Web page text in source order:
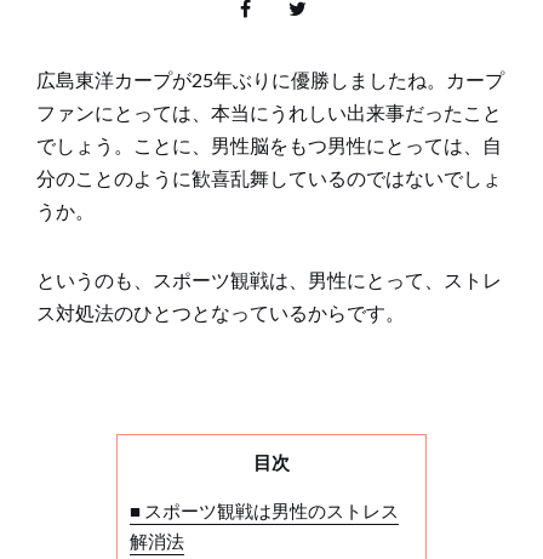
広島東洋カープが25年ぶりに優勝しましたね。カープ
ファンにとっては、本当にうれしい出来事だったこと
でしょう。ことに、男性脳をもつ男性にとっては、自
分のことのように歓喜乱舞しているのではないでしょ
うか。
というのも、スポーツ観戦は、男性にとって、ストレ
ス対処法のひとつとなっているからです。
目次
■ スポーツ観戦は男性のストレス
解消法